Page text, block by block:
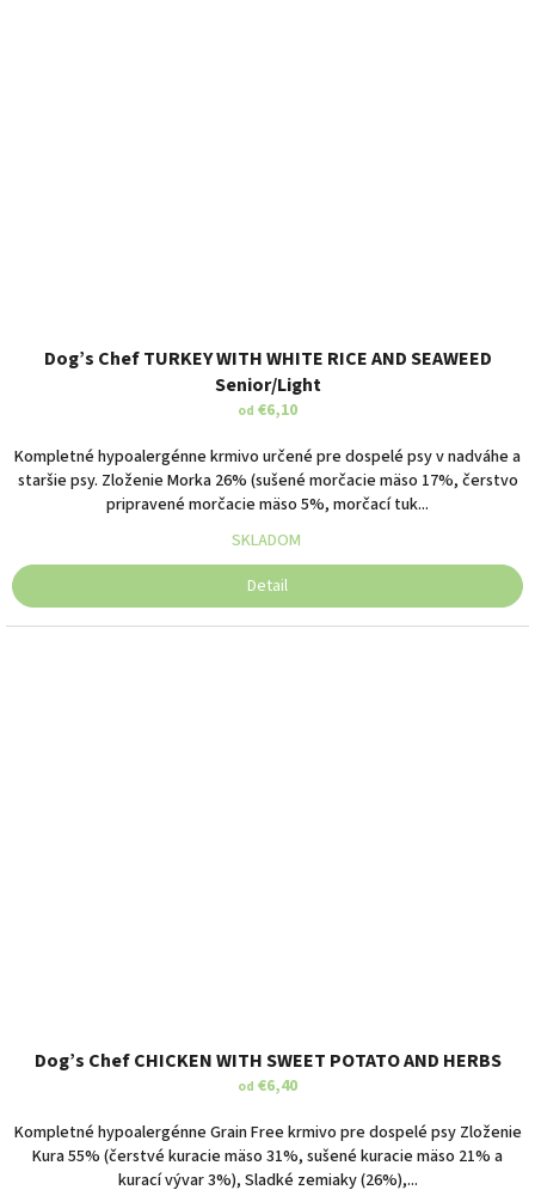
Dog’s Chef TURKEY WITH WHITE RICE AND SEAWEED
Senior/Light
od €6,10
Kompletné hypoalergénne krmivo určené pre dospelé psy v nadváhe a
staršie psy. Zloženie Morka 26% (sušené morčacie mäso 17%, čerstvo
pripravené morčacie mäso 5%, morčací tuk...
SKLADOM
Detail
Dog’s Chef CHICKEN WITH SWEET POTATO AND HERBS
od €6,40
Kompletné hypoalergénne Grain Free krmivo pre dospelé psy Zloženie
Kura 55% (čerstvé kuracie mäso 31%, sušené kuracie mäso 21% a
kurací vývar 3%), Sladké zemiaky (26%),...